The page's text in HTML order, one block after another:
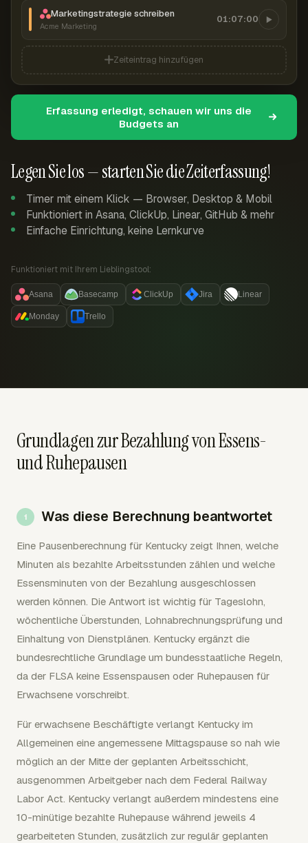
Legen Sie los — starten Sie die Zeiterfassung!
Timer mit einem Klick — Browser, Desktop & Mobil
Funktioniert in Asana, ClickUp, Linear, GitHub & mehr
Einfache Einrichtung, keine Lernkurve
Funktioniert mit Ihrem Lieblingstool:
Asana Basecamp ClickUp Jira Linear
Monday Trello
Marketingstrategie schreiben
Acme Marketing
01:07:00
Zeiteintrag hinzufügen
Erfassung erledigt, schauen wir uns die
Budgets an
Grundlagen zur Bezahlung von Essens-
und Ruhepausen
Was diese Berechnung beantwortet
Eine Pausenberechnung für Kentucky zeigt Ihnen, welche
Minuten als bezahlte Arbeitsstunden zählen und welche
Essensminuten von der Bezahlung ausgeschlossen
werden können. Die Antwort ist wichtig für Tageslohn,
wöchentliche Überstunden, Lohnabrechnungsprüfung und
Einhaltung von Dienstplänen. Kentucky ergänzt die
bundesrechtliche Grundlage um bundesstaatliche Regeln,
da der FLSA keine Essenspausen oder Ruhepausen für
Erwachsene vorschreibt.
Für erwachsene Beschäftigte verlangt Kentucky im
Allgemeinen eine angemessene Mittagspause so nah wie
möglich an der Mitte der geplanten Arbeitsschicht,
ausgenommen Arbeitgeber nach dem Federal Railway
Labor Act. Kentucky verlangt außerdem mindestens eine
10-minütige bezahlte Ruhepause während jeweils 4
gearbeiteten Stunden, zusätzlich zur regulär geplanten